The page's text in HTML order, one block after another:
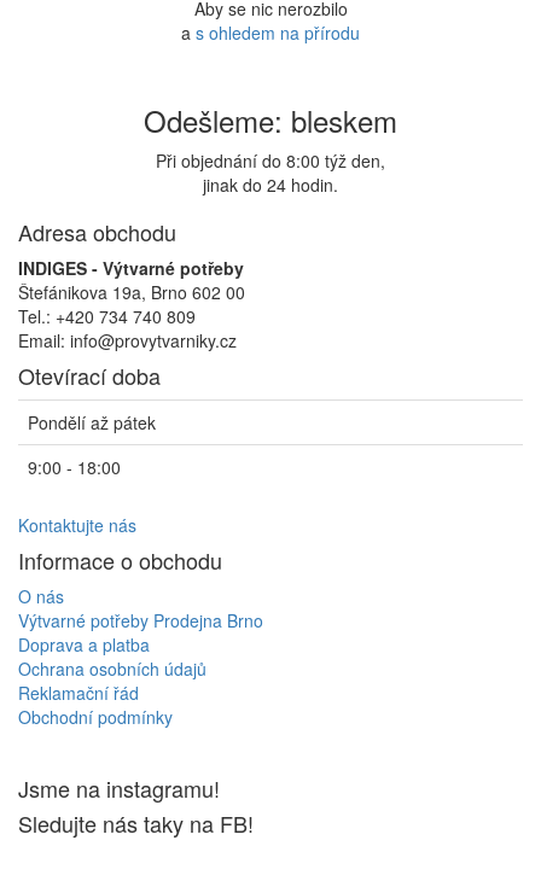
Aby se nic nerozbilo
a s ohledem na přírodu
Odešleme: bleskem
Při objednání do 8:00 týž den,
jinak do 24 hodin.
Adresa obchodu
INDIGES - Výtvarné potřeby
Štefánikova 19a, Brno 602 00
Tel.: +420 734 740 809
Email: info@provytvarniky.cz
Otevírací doba
Pondělí až pátek
9:00 - 18:00
Kontaktujte nás
Informace o obchodu
O nás
Výtvarné potřeby Prodejna Brno
Doprava a platba
Ochrana osobních údajů
Reklamační řád
Obchodní podmínky
Jsme na instagramu!
Sledujte nás taky na FB!